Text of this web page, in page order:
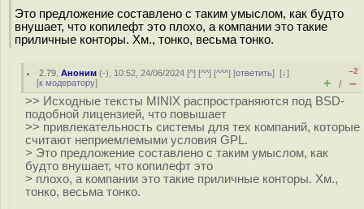
Это предложение составлено с таким умыслом, как будто
внушает, что копилефт это плохо, а компании это такие
приличные конторы. Хм., тонко, весьма тонко.
2.79 ,Аноним (-), 10:52, 24/06/2024 [^] [^^] [^^^] [ответить][↓]
[к модератору]
–2
+ / –
>> Исходные тексты MINIX распространяются под BSD-
подобной лицензией, что повышает
>> привлекательность системы для тех компаний, которые
считают неприемлемыми условия GPL.
> Это предложение составлено с таким умыслом, как
будто внушает, что копилефт это
> плохо, а компании это такие приличные конторы. Хм.,
тонко, весьма тонко.